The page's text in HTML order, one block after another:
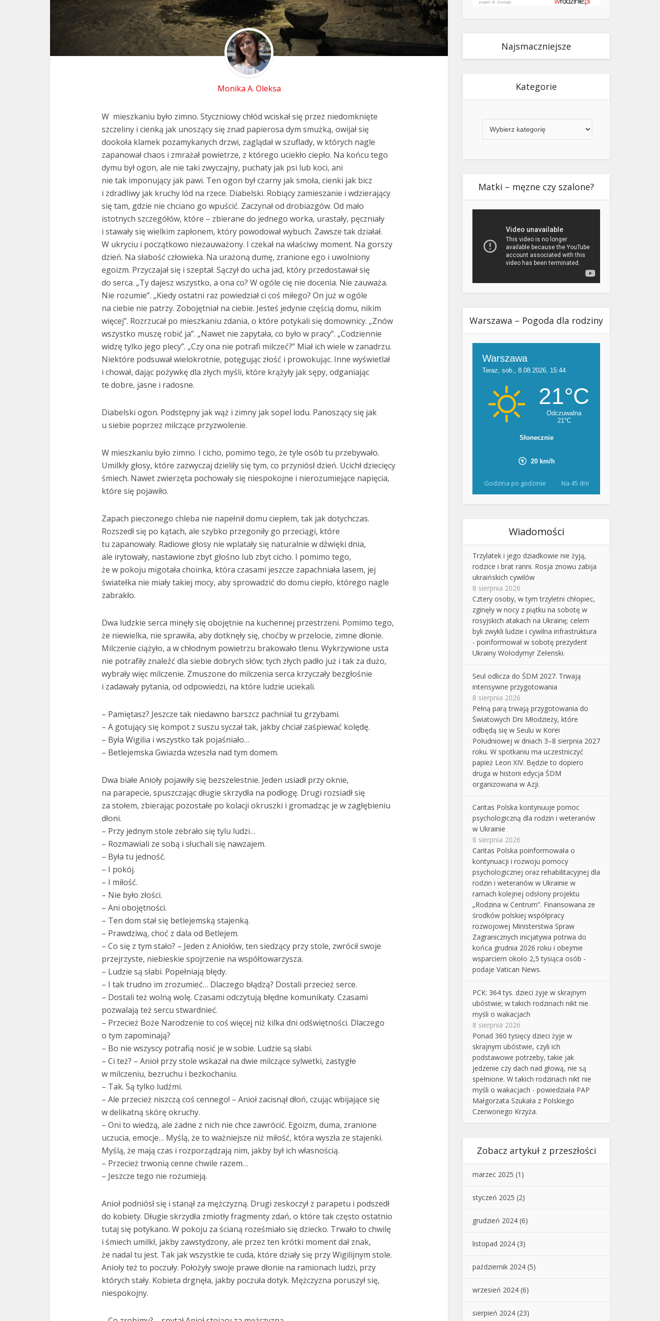
Monika A. Oleksa
W mieszkaniu było zimno. Styczniowy chłód wciskał się przez niedomknięte
szczeliny i cienką jak unoszący się znad papierosa dym smużką, owijał się
dookoła klamek pozamykanych drzwi, zaglądał w szuflady, w których nagle
zapanował chaos i zmrażał powietrze, z którego uciekło ciepło. Na końcu tego
dymu był ogon, ale nie taki zwyczajny, puchaty jak psi lub koci, ani
nie tak imponujący jak pawi. Ten ogon był czarny jak smoła, cienki jak bicz
i zdradliwy jak kruchy lód na rzece. Diabelski. Robiący zamieszanie i wdzierający
się tam, gdzie nie chciano go wpuścić. Zaczynał od drobiazgów. Od mało
istotnych szczegółów, które – zbierane do jednego worka, urastały, pęczniały
i stawały się wielkim zapłonem, który powodował wybuch. Zawsze tak działał.
W ukryciu i początkowo niezauważony. I czekał na właściwy moment. Na gorszy
dzień. Na słabość człowieka. Na urażoną dumę, zranione ego i uwolniony
egoizm. Przyczajał się i szeptał. Sączył do ucha jad, który przedostawał się
do serca. „Ty dajesz wszystko, a ona co? W ogóle cię nie docenia. Nie zauważa.
Nie rozumie”. „Kiedy ostatni raz powiedział ci coś miłego? On już w ogóle
na ciebie nie patrzy. Zobojętniał na ciebie. Jesteś jedynie częścią domu, nikim
więcej”. Rozrzucał po mieszkaniu zdania, o które potykali się domownicy. „Znów
wszystko muszę robić ja”. „Nawet nie zapytała, co było w pracy”. „Codziennie
widzę tylko jego plecy”. „Czy ona nie potrafi milczeć?” Miał ich wiele w zanadrzu.
Niektóre podsuwał wielokrotnie, potęgując złość i prowokując. Inne wyświetlał
i chował, dając pożywkę dla złych myśli, które krążyły jak sępy, odganiając
te dobre, jasne i radosne.
Diabelski ogon. Podstępny jak wąż i zimny jak sopel lodu. Panoszący się jak
u siebie poprzez milczące przyzwolenie.
W mieszkaniu było zimno. I cicho, pomimo tego, że tyle osób tu przebywało.
Umilkły głosy, które zazwyczaj dzieliły się tym, co przyniósł dzień. Ucichł dziecięcy
śmiech. Nawet zwierzęta pochowały się niespokojne i nierozumiejące napięcia,
które się pojawiło.
Zapach pieczonego chleba nie napełnił domu ciepłem, tak jak dotychczas.
Rozszedł się po kątach, ale szybko przegoniły go przeciągi, które
tu zapanowały. Radiowe głosy nie wplatały się naturalnie w dźwięki dnia,
ale irytowały, nastawione zbyt głośno lub zbyt cicho. I pomimo tego,
że w pokoju migotała choinka, która czasami jeszcze zapachniała lasem, jej
światełka nie miały takiej mocy, aby sprowadzić do domu ciepło, którego nagle
zabrakło.
Dwa ludzkie serca minęły się obojętnie na kuchennej przestrzeni. Pomimo tego,
że niewielka, nie sprawiła, aby dotknęły się, choćby w przelocie, zimne dłonie.
Milczenie ciążyło, a w chłodnym powietrzu brakowało tlenu. Wykrzywione usta
nie potrafiły znaleźć dla siebie dobrych słów; tych złych padło już i tak za dużo,
wybrały więc milczenie. Zmuszone do milczenia serca krzyczały bezgłośnie
i zadawały pytania, od odpowiedzi, na które ludzie uciekali.
– Pamiętasz? Jeszcze tak niedawno barszcz pachniał tu grzybami.
– A gotujący się kompot z suszu syczał tak, jakby chciał zaśpiewać kolędę.
– Była Wigilia i wszystko tak pojaśniało…
– Betlejemska Gwiazda wzeszła nad tym domem.
Dwa białe Anioły pojawiły się bezszelestnie. Jeden usiadł przy oknie,
na parapecie, spuszczając długie skrzydła na podłogę. Drugi rozsiadł się
za stołem, zbierając pozostałe po kolacji okruszki i gromadząc je w zagłębieniu
dłoni.
– Przy jednym stole zebrało się tylu ludzi…
– Rozmawiali ze sobą i słuchali się nawzajem.
– Była tu jedność.
– I pokój.
– I miłość.
– Nie było złości.
– Ani obojętności.
– Ten dom stał się betlejemską stajenką.
– Prawdziwą, choć z dala od Betlejem.
– Co się z tym stało? – Jeden z Aniołów, ten siedzący przy stole, zwrócił swoje
przejrzyste, niebieskie spojrzenie na współtowarzysza.
– Ludzie są słabi. Popełniają błędy.
– I tak trudno im zrozumieć… Dlaczego błądzą? Dostali przecież serce.
– Dostali też wolną wolę. Czasami odczytują błędne komunikaty. Czasami
pozwalają też sercu stwardnieć.
– Przecież Boże Narodzenie to coś więcej niż kilka dni odświętności. Dlaczego
o tym zapominają?
– Bo nie wszyscy potrafią nosić je w sobie. Ludzie są słabi.
– Ci też? – Anioł przy stole wskazał na dwie milczące sylwetki, zastygłe
w milczeniu, bezruchu i bezkochaniu.
– Tak. Są tylko ludźmi.
– Ale przecież niszczą coś cennego! – Anioł zacisnął dłoń, czując wbijające się
w delikatną skórę okruchy.
– Oni to wiedzą, ale żadne z nich nie chce zawrócić. Egoizm, duma, zranione
uczucia, emocje… Myślą, że to ważniejsze niż miłość, która wyszła ze stajenki.
Myślą, że mają czas i rozporządzają nim, jakby był ich własnością.
– Przecież trwonią cenne chwile razem…
– Jeszcze tego nie rozumieją.
Anioł podniósł się i stanął za mężczyzną. Drugi zeskoczył z parapetu i podszedł
do kobiety. Długie skrzydła zmiotły fragmenty zdań, o które tak często ostatnio
tutaj się potykano. W pokoju za ścianą roześmiało się dziecko. Trwało to chwilę
i śmiech umilkł, jakby zawstydzony, ale przez ten krótki moment dał znak,
że nadal tu jest. Tak jak wszystkie te cuda, które działy się przy Wigilijnym stole.
Anioły też to poczuły. Położyły swoje prawe dłonie na ramionach ludzi, przy
których stały. Kobieta drgnęła, jakby poczuła dotyk. Mężczyzna poruszył się,
niespokojny.
Najsmaczniejsze
Kategorie
Matki – męzne czy szalone?
Warszawa – Pogoda dla rodziny
Godzina po godzinie Na 45 dni
Wiadomości
Trzylatek i jego dziadkowie nie żyją,
rodzice i brat ranni. Rosja znowu zabija
ukraińskich cywilów
8 sierpnia 2026
Cztery osoby, w tym trzyletni chłopiec,
zginęły w nocy z piątku na sobotę w
rosyjskich atakach na Ukrainę; celem
byli zwykli ludzie i cywilna infrastruktura
- poinformował w sobotę prezydent
Ukrainy Wołodymyr Zełenski.
Seul odlicza do ŚDM 2027. Trwają
intensywne przygotowania
8 sierpnia 2026
Pełną parą trwają przygotowania do
Światowych Dni Młodzieży, które
odbędą się w Seulu w Korei
Południowej w dniach 3–8 sierpnia 2027
roku. W spotkaniu ma uczestniczyć
papież Leon XIV. Będzie to dopiero
druga w historii edycja ŚDM
organizowana w Azji.
Caritas Polska kontynuuje pomoc
psychologiczną dla rodzin i weteranów
w Ukrainie
8 sierpnia 2026
Caritas Polska poinformowała o
kontynuacji i rozwoju pomocy
psychologicznej oraz rehabilitacyjnej dla
rodzin i weteranów w Ukrainie w
ramach kolejnej odsłony projektu
„Rodzina w Centrum”. Finansowana ze
środków polskiej współpracy
rozwojowej Ministerstwa Spraw
Zagranicznych inicjatywa potrwa do
końca grudnia 2026 roku i obejmie
wsparciem około 2,5 tysiąca osób -
podaje Vatican News.
PCK: 364 tys. dzieci żyje w skrajnym
ubóstwie; w takich rodzinach nikt nie
myśli o wakacjach
8 sierpnia 2026
Ponad 360 tysięcy dzieci żyje w
skrajnym ubóstwie, czyli ich
podstawowe potrzeby, takie jak
jedzenie czy dach nad głową, nie są
spełnione. W takich rodzinach nikt nie
myśli o wakacjach - powiedziała PAP
Małgorzata Szukała z Polskiego
Czerwonego Krzyża.
Zobacz artykuł z przeszłości
marzec 2025 (1)
styczeń 2025 (2)
grudzień 2024 (6)
listopad 2024 (3)
październik 2024 (5)
wrzesień 2024 (6)
sierpień 2024 (23)